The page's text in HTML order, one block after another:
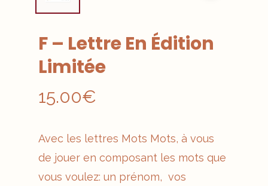
F – Lettre En Édition
Limitée
15.00€
Avec les lettres Mots Mots, à vous
de jouer en composant les mots que
vous voulez: un prénom, vos